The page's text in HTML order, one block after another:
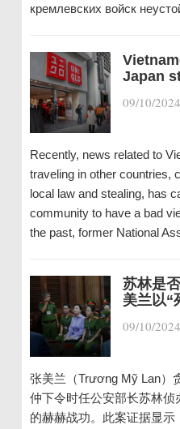
кремлевских войск
Japan
09/10/2024
Recently, news related to
traveling in other countries,
local law and stealing, has
community to have a bad
the past, former National
苏林是
美兰以“
09/10/2024
张美兰（Trương Mỹ Lan）
仲下令时任公安部长苏林
的赫赫战功。此案证据显